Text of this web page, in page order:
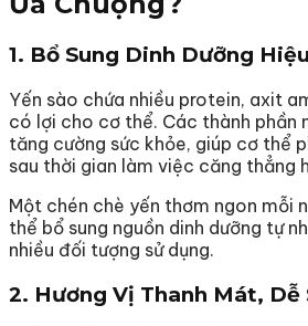
1. Bổ Sung Dinh Dưỡng
Yến sào chứa nhiều protein, axit
có lợi cho cơ thể. Các thành phần
tăng cường sức khỏe, giúp cơ thể
sau thời gian làm việc căng thẳng
Một chén chè yến thơm ngon mỗi
thể bổ sung nguồn dinh dưỡng tự
nhiều đối tượng sử dụng.
2. Hương Vị Thanh Mát, Dễ